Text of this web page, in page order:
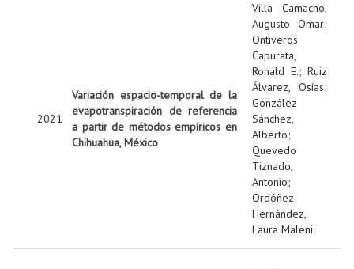
2021
Variación espacio-temporal de la
evapotranspiración de referencia
a partir de métodos empíricos en
Chihuahua, México
Villa Camacho,
Augusto Omar;
Ontiveros
Capurata,
Ronald E.; Ruiz
Álvarez, Osías;
González
Sánchez,
Alberto;
Quevedo
Tiznado,
Antonio;
Ordóñez
Hernández,
Laura Maleni